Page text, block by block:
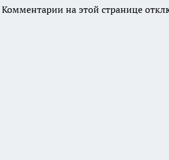
Комментарии на этой странице